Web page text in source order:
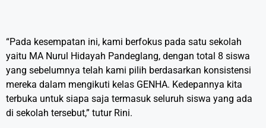
“Pada kesempatan ini, kami berfokus pada satu sekolah
yaitu MA Nurul Hidayah Pandeglang, dengan total 8 siswa
yang sebelumnya telah kami pilih berdasarkan konsistensi
mereka dalam mengikuti kelas GENHA. Kedepannya kita
terbuka untuk siapa saja termasuk seluruh siswa yang ada
di sekolah tersebut,” tutur Rini.